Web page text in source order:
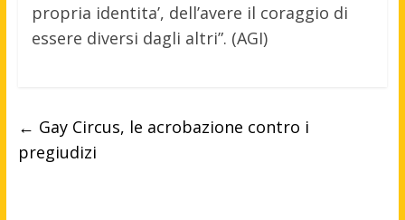
propria identita’, dell’avere il coraggio di
essere diversi dagli altri”. (AGI)
← Gay Circus, le acrobazione contro i
pregiudizi